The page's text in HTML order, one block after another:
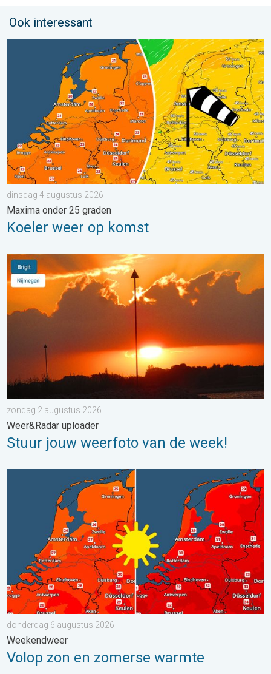
Ook interessant
Koeler weer op komst. Maxima onder 25 graden. . . dinsdag
dinsdag 4 augustus 2026
Maxima onder 25 graden
Koeler weer op komst
Stuur jouw weerfoto van de week!. Weer&Radar uploader. . .
zondag 2 augustus 2026
Weer&Radar uploader
Stuur jouw weerfoto van de week!
Volop zon en zomerse warmte. Weekendweer. . . donderdag
donderdag 6 augustus 2026
Weekendweer
Volop zon en zomerse warmte